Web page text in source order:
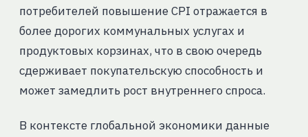
потребителей повышение CPI отражается в
более дорогих коммунальных услугах и
продуктовых корзинах, что в свою очередь
сдерживает покупательскую способность и
может замедлить рост внутреннего спроса.
В контексте глобальной экономики данные